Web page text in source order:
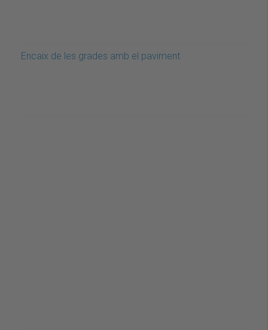
Encaix de les grades amb el paviment